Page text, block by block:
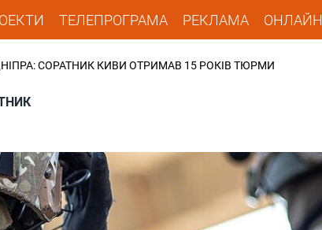
ТЕЛЕПРОГРАМА РЕКЛАМА ОНЛАЙН
СОРАТНИК КИВИ ОТРИМАВ 15 РОКІВ ТЮРМИ